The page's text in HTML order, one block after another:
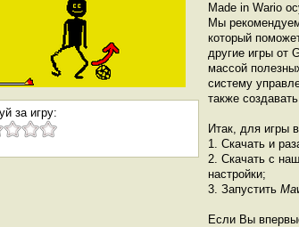
за игру:
Made in Wario
Мы
который
другие игры от
массой
систему
также
Итак, для игры в
1. Скачать и
2. Скачать с
настройки;
3. Запустить
Если Вы